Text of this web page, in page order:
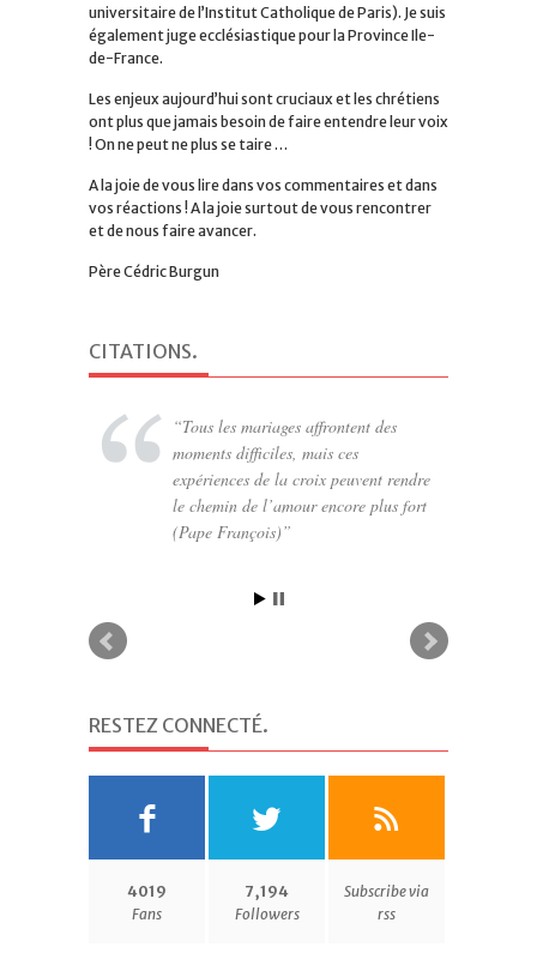
universitaire de l’Institut Catholique de Paris). Je suis
également juge ecclésiastique pour la Province Ile-
de-France.
Les enjeux aujourd’hui sont cruciaux et les chrétiens
ont plus que jamais besoin de faire entendre leur voix
! On ne peut ne plus se taire …
A la joie de vous lire dans vos commentaires et dans
vos réactions ! A la joie surtout de vous rencontrer
et de nous faire avancer.
Père Cédric Burgun
CITATIONS.
Tous les mariages affrontent des
moments difficiles, mais ces
expériences de la croix peuvent rendre
le chemin de l’amour encore plus fort
(Pape François)
RESTEZ CONNECTÉ.
4019
Fans
7,194
Followers
Subscribe via
rss